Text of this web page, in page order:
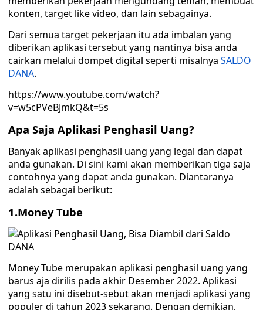
konten, target like video, dan lain sebagainya.
Dari semua target pekerjaan itu ada imbalan yang
diberikan aplikasi tersebut yang nantinya bisa anda
cairkan melalui dompet digital seperti misalnya SALDO
DANA.
https://www.youtube.com/watch?
v=w5cPVeBJmkQ&t=5s
Apa Saja Aplikasi Penghasil Uang?
Banyak aplikasi penghasil uang yang legal dan dapat
anda gunakan. Di sini kami akan memberikan tiga saja
contohnya yang dapat anda gunakan. Diantaranya
adalah sebagai berikut:
1.Money Tube
Money Tube merupakan aplikasi penghasil uang yang
barus aja dirilis pada akhir Desember 2022. Aplikasi
yang satu ini disebut-sebut akan menjadi aplikasi yang
populer di tahun 2023 sekarang. Dengan demikian,